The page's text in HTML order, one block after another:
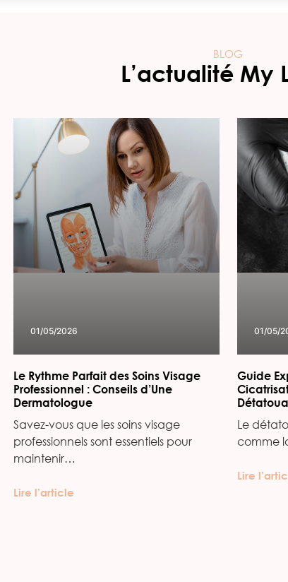
BLOG
L’actualité My
01/05/2026
Le Rythme Parfait des Soins Visage
Professionnel : Conseils d’Une
Dermatologue
Savez-vous que les soins visage
professionnels sont essentiels pour
maintenir…
Lire l’article
01/05/
Guide
Le
comme
Lire